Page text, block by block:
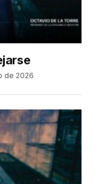
de 2026